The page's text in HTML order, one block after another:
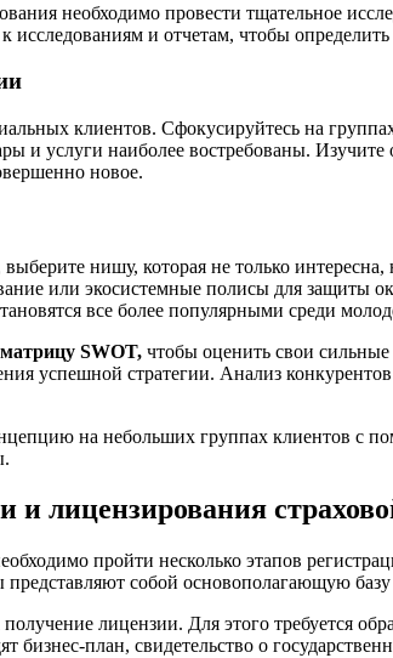
необходимо провести тщательное
исследованиям и отчетам, чтобы
клиентов. Сфокусируйтесь на
и услуги наиболее востребованы.
новое.
нишу, которая не только
или экосистемные полисы для
все более популярными среди
SWOT, чтобы оценить свои
успешной стратегии. Анализ
на небольших группах клиентов с
и лицензирования
пройти несколько этапов
собой основополагающую
лицензии. Для этого требуется
бизнес-план, свидетельство о